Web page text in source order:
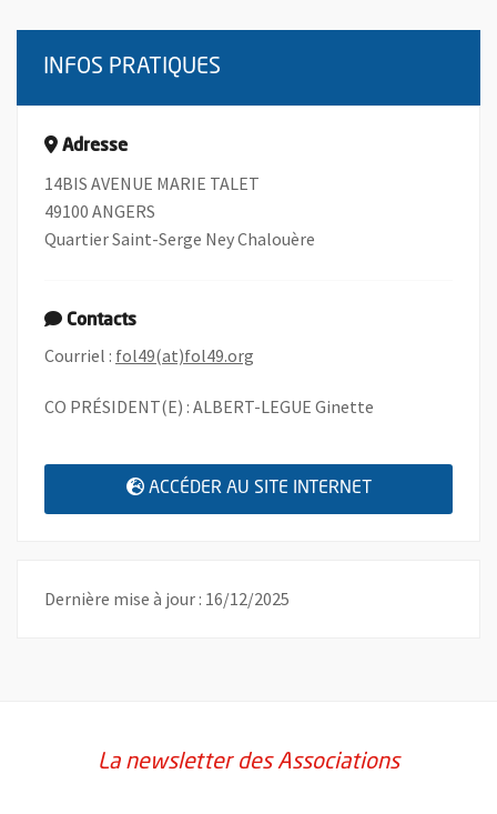
INFOS PRATIQUES
Adresse
14BIS AVENUE MARIE TALET
49100 ANGERS
Quartier Saint-Serge Ney Chalouère
Contacts
Courriel : fol49(at)fol49.org
CO PRÉSIDENT(E) : ALBERT-LEGUE Ginette
ACCÉDER AU SITE INTERNET , OUVRE UNE
Dernière mise à jour : 16/12/2025
La newsletter des Associations